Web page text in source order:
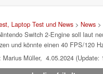
Laptop Test und News> News>
Switch 2-Engine soll laut
und könnte einen 40 FPS/120
Marius Müller, 4.05.2024 (Update: